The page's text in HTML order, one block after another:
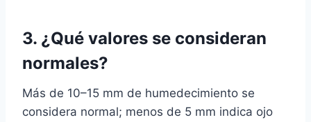
3. ¿Qué valores se consideran
normales?
Más de 10–15 mm de humedecimiento se
considera normal; menos de 5 mm indica ojo